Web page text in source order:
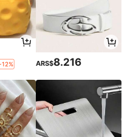
ARS$8.216